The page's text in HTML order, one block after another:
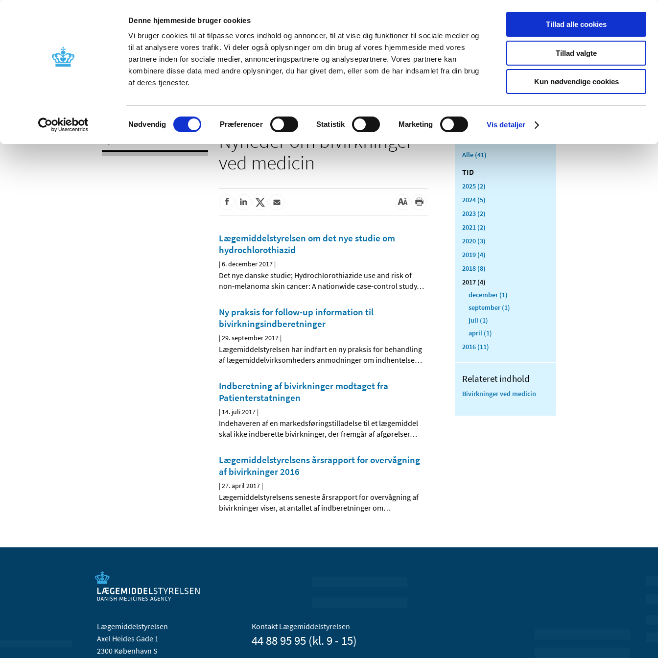
Denne hjemmeside bruger cookies
Vi bruger cookies til at tilpasse vores indhold og annoncer, til at vise dig funktioner til sociale medier og
til at analysere vores trafik. Vi deler også oplysninger om din brug af vores hjemmeside med vores
partnere inden for sociale medier, annonceringspartnere og analysepartnere. Vores partnere kan
kombinere disse data med andre oplysninger, du har givet dem, eller som de har indsamlet fra din brug
af deres tjenester.
Samtykkevalg
Nødvendig Præferencer Statistik Marketing Vis detaljer
Tillad alle cookies
Tillad valgte
Kun nødvendige cookies
Nyheder Om os Kontakt Udgivelser
Godkendelse og
Bivirkninger og
produktinformation
Tilskud og
Apoteker og salg af
Medicinsk
Særlige
produktområder
Nyheder om bivirkninger
ved medicin
Lægemiddelstyrelsen om det nye studie om
hydrochlorothiazid
|6. december 2017 |
Det nye danske studie; Hydrochlorothiazide use and risk of
non-melanoma skin cancer: A nationwide case-control study…
Ny praksis for follow-up information til
bivirkningsindberetninger
|29. september 2017 |
Lægemiddelstyrelsen har indført en ny praksis for behandling
af lægemiddelvirksomheders anmodninger om indhentelse…
Indberetning af bivirkninger modtaget fra
Patienterstatningen
| 14. juli 2017 |
Indehaveren af en markedsføringstilladelse til et lægemiddel
skal ikke indberette bivirkninger, der fremgår af afgørelser…
Lægemiddelstyrelsens årsrapport for overvågning
af bivirkninger 2016
|27. april 2017 |
Lægemiddelstyrelsens seneste årsrapport for overvågning af
bivirkninger viser, at antallet af indberetninger om…
Alle (41)
TID
2025 (2)
2024 (5)
2023 (2)
2021 (2)
2020 (3)
2019 (4)
2018 (8)
2017 (4)
december (1)
september (1)
juli (1)
april (1)
2016 (11)
Relateret indhold
Bivirkninger ved medicin
Lægemiddelstyrelsen
Axel Heides Gade 1
2300 København S
Kontakt Lægemiddelstyrelsen
44 88 95 95 (kl. 9 - 15)